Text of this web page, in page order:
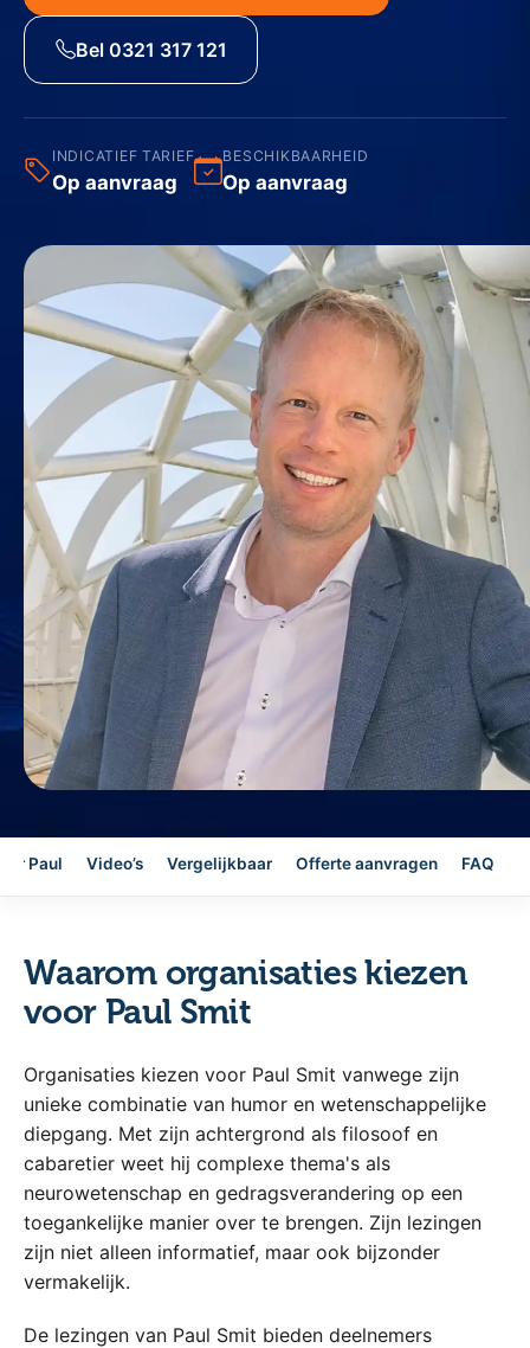
Bel 0321 317 121
INDICATIEF TARIEF
Op aanvraag
BESCHIKBAARHEID
Op aanvraag
Paul Video’s Vergelijkbaar Offerte aanvragen FAQ
Waarom organisaties kiezen
voor Paul Smit
Organisaties kiezen voor Paul Smit vanwege zijn
unieke combinatie van humor en wetenschappelijke
diepgang. Met zijn achtergrond als filosoof en
cabaretier weet hij complexe thema's als
neurowetenschap en gedragsverandering op een
toegankelijke manier over te brengen. Zijn lezingen
zijn niet alleen informatief, maar ook bijzonder
vermakelijk.
De lezingen van Paul Smit bieden deelnemers